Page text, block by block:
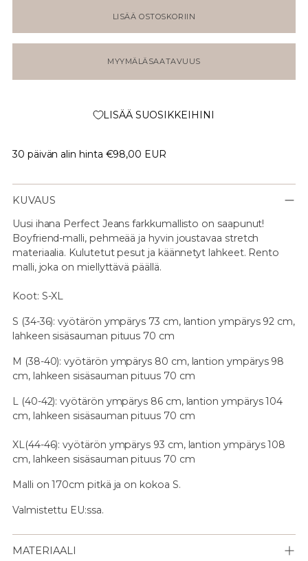
LISÄÄ OSTOSKORIIN
MYYMÄLÄSAATAVUUS
LISÄÄ SUOSIKKEIHINI
30 päivän alin hinta €98,00 EUR
KUVAUS
Uusi ihana Perfect Jeans farkkumallisto on saapunut!
Boyfriend-malli, pehmeää ja hyvin joustavaa stretch
materiaalia. Kulutetut pesut ja käännetyt lahkeet. Rento
malli, joka on miellyttävä päällä.
Koot: S-XL
S (34-36): vyötärön ympärys 73 cm, lantion ympärys 92 cm,
lahkeen sisäsauman pituus 70 cm
M (38-40): vyötärön ympärys 80 cm, lantion ympärys 98
cm, lahkeen sisäsauman pituus 70 cm
L (40-42): vyötärön ympärys 86 cm, lantion ympärys 104
cm, lahkeen sisäsauman pituus 70 cm
XL(44-46): vyötärön ympärys 93 cm, lantion ympärys 108
cm, lahkeen sisäsauman pituus 70 cm
Malli on 170cm pitkä ja on kokoa S.
Valmistettu EU:ssa.
MATERIAALI